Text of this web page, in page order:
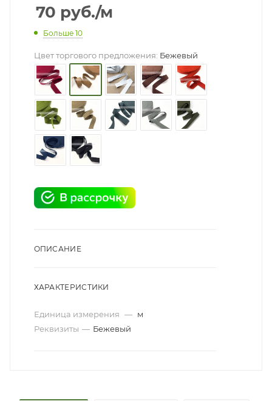
70 руб./м
Больше 10
Цвет торгового предложения: Бежевый
ОПИСАНИЕ
ХАРАКТЕРИСТИКИ
Единица измерения — м
Реквизиты — Бежевый